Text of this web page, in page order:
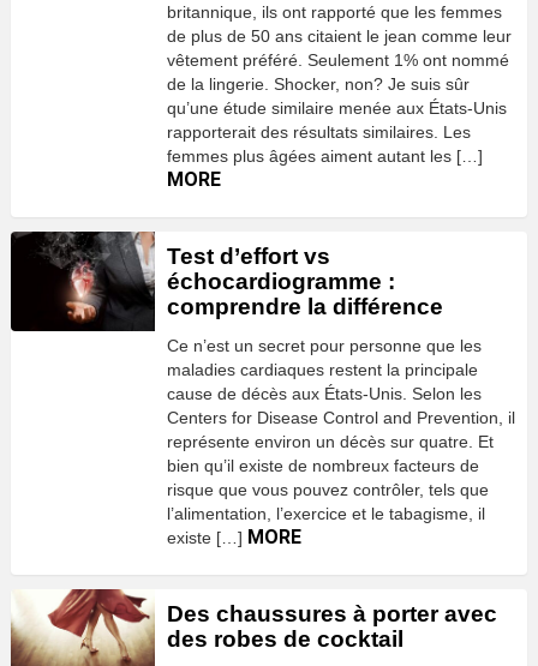
britannique, ils ont rapporté que les femmes
de plus de 50 ans citaient le jean comme leur
vêtement préféré. Seulement 1% ont nommé
de la lingerie. Shocker, non? Je suis sûr
qu’une étude similaire menée aux États-Unis
rapporterait des résultats similaires. Les
femmes plus âgées aiment autant les […]
MORE
Test d’effort vs
échocardiogramme :
comprendre la différence
Ce n’est un secret pour personne que les
maladies cardiaques restent la principale
cause de décès aux États-Unis. Selon les
Centers for Disease Control and Prevention, il
représente environ un décès sur quatre. Et
bien qu’il existe de nombreux facteurs de
risque que vous pouvez contrôler, tels que
l’alimentation, l’exercice et le tabagisme, il
existe […] MORE
Des chaussures à porter avec
des robes de cocktail